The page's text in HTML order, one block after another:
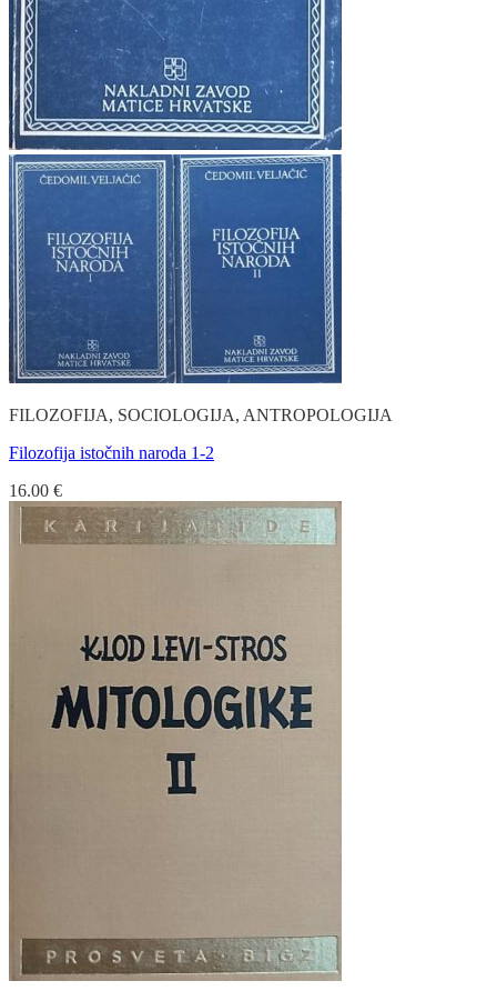
FILOZOFIJA, SOCIOLOGIJA, ANTROPOLOGIJA
Filozofija istočnih naroda 1-2
16.00 €